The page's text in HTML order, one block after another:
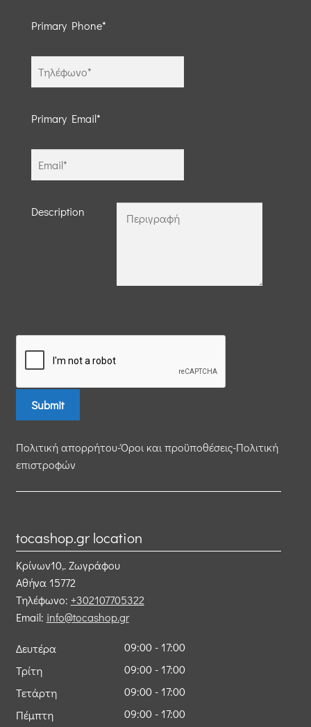
Primary Phone*
Primary Email*
Description
Πολιτική απορρήτου-Όροι και προϋποθέσεις-Πολιτική
επιστροφών
tocashop.gr location
Κρίνων10,. Ζωγράφου
Αθήνα 15772
Τηλέφωνο: +302107705322
Email: info@tocashop.gr
Δευτέρα
09:00 - 17:00
Τρίτη
09:00 - 17:00
Τετάρτη
09:00 - 17:00
Πέμπτη
09:00 - 17:00